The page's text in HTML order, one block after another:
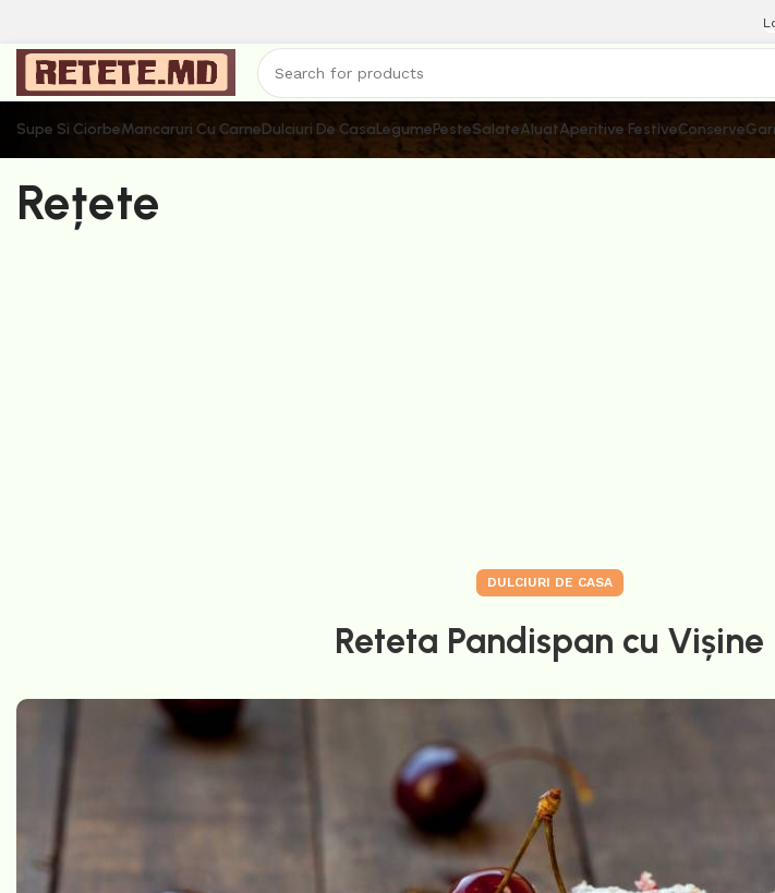
Supe Si CiorbeMancaruri Cu CarneDulciuri De CasaLegumePesteSalateAluatAperitive FestiveConserve
Rețete
DULCIURI DE CASA
Reteta Pandispan cu Vișine